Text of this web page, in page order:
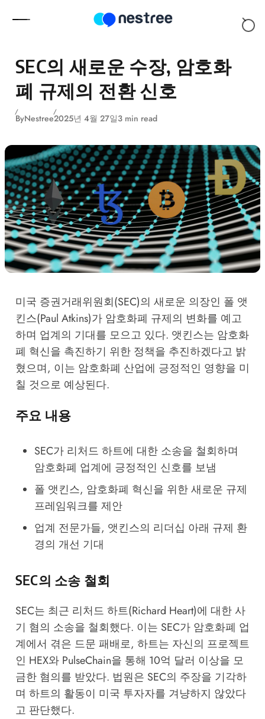
SEC의 새로운 수장, 암호화
폐 규제의 전환 신호
ByNestree2025년 4월 27일3 min read
미국 증권거래위원회(SEC)의 새로운 의장인 폴 앳
킨스(Paul Atkins)가 암호화폐 규제의 변화를 예고
하며 업계의 기대를 모으고 있다. 앳킨스는 암호화
폐 혁신을 촉진하기 위한 정책을 추진하겠다고 밝
혔으며, 이는 암호화폐 산업에 긍정적인 영향을 미
칠 것으로 예상된다.
주요 내용
SEC가 리처드 하트에 대한 소송을 철회하며
암호화폐 업계에 긍정적인 신호를 보냄
폴 앳킨스, 암호화폐 혁신을 위한 새로운 규제
프레임워크를 제안
업계 전문가들, 앳킨스의 리더십 아래 규제 환
경의 개선 기대
SEC의 소송 철회
SEC는 최근 리처드 하트(Richard Heart)에 대한 사
기 혐의 소송을 철회했다. 이는 SEC가 암호화폐 업
계에서 겪은 드문 패배로, 하트는 자신의 프로젝트
인 HEX와 PulseChain을 통해 10억 달러 이상을 모
금한 혐의를 받았다. 법원은 SEC의 주장을 기각하
며 하트의 활동이 미국 투자자를 겨냥하지 않았다
고 판단했다.